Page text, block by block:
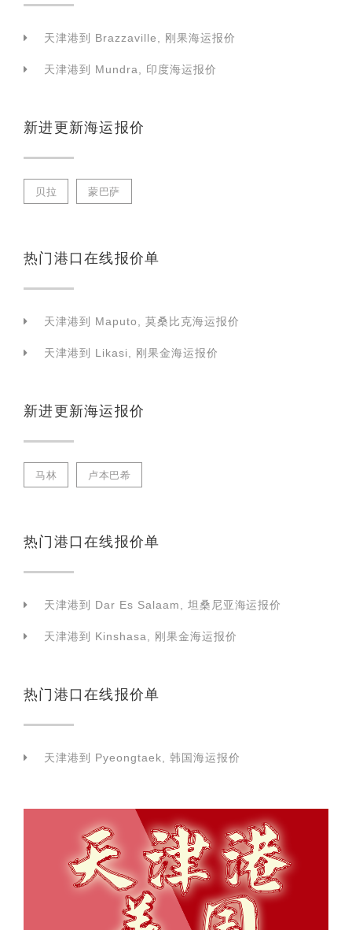
天津港到 Brazzaville, 刚果海运报价
天津港到 Mundra, 印度海运报价
新进更新海运报价
贝拉 蒙巴萨
热门港口在线报价单
天津港到 Maputo, 莫桑比克海运报价
天津港到 Likasi, 刚果金海运报价
新进更新海运报价
马林 卢本巴希
热门港口在线报价单
天津港到 Dar Es Salaam, 坦桑尼亚海运报价
天津港到 Kinshasa, 刚果金海运报价
热门港口在线报价单
天津港到 Pyeongtaek, 韩国海运报价